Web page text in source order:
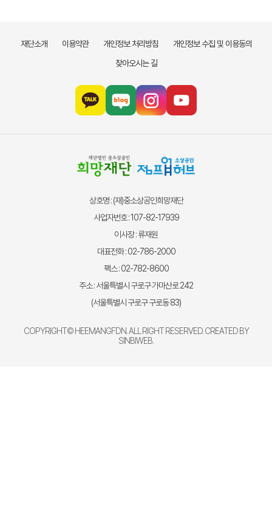
재단소개 이용약관 개인정보 처리방침
개인정보 수집 및 이용동의
찾아오시는 길
상호명 : (재)중소상공인희망재단
사업자번호 : 107-82-17939
이사장 : 류재원
대표전화 : 02-786-2000
팩스 : 02-782-8600
주소 : 서울특별시 구로구 가마산로 242
(서울특별시 구로구 구로동 83)
COPYRIGHT© HEEMANGFDN. ALL RIGHT RESERVED. CREATED BY
SINBIWEB.